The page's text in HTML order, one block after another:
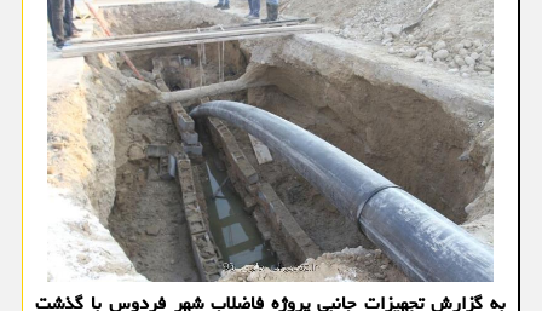
به گزارش تجهیزات جانبی پروژه فاضلاب شهر فردوس با گذشت